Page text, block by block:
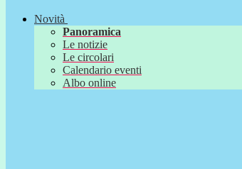
Novità
Panoramica
Le notizie
Le circolari
Calendario eventi
Albo online